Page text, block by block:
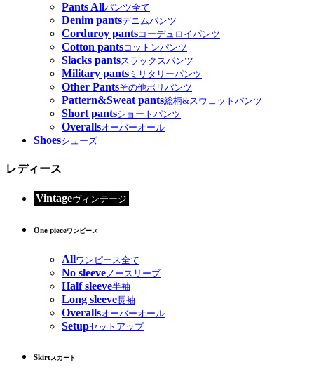
Pants Allパンツ全て
Denim pantsデニムパンツ
Corduroy pantsコーデュロイパンツ
Cotton pantsコットンパンツ
Slacks pantsスラックスパンツ
Military pants ミリタリーパンツ
Other Pantsその他ポリパンツ
Pattern&Sweat pants総柄&スウェットパンツ
Short pantsショートパンツ
Overallsオーバーオール
Shoesシューズ
レディース
Vintageヴィンテージ
One pieceワンピース
Allワンピース全て
No sleeve ノースリーブ
Half sleeve半袖
Long sleeve長袖
Overallsオーバーオール
Setupセットアップ
Skirtスカート